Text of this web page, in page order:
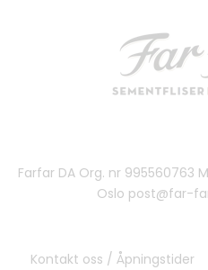
Farfar DA Org. nr 995560763
Oslo post@far-
Kontakt oss / Åpningstider